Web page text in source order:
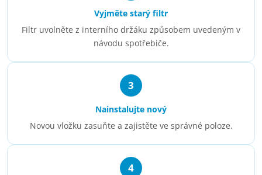
Vyjměte starý filtr
Filtr uvolněte z interního držáku způsobem uvedeným v
návodu spotřebiče.
3
Nainstalujte nový
Novou vložku zasuňte a zajistěte ve správné poloze.
4